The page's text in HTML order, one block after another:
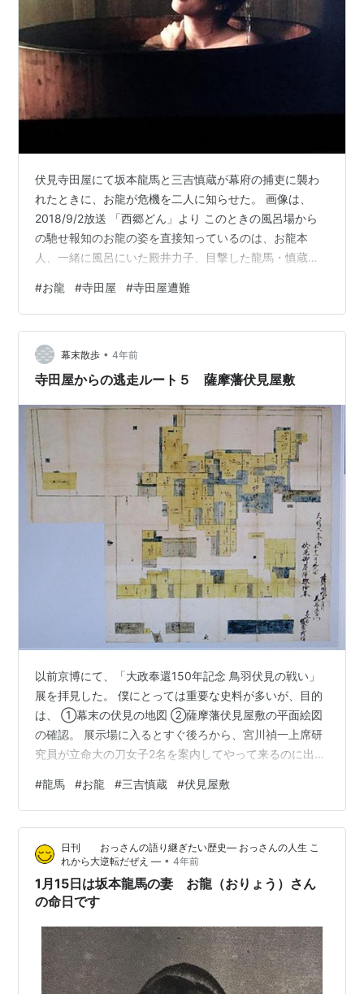
伏見寺田屋にて坂本龍馬と三吉慎蔵が幕府の捕吏に襲わ
れたときに、お龍が危機を二人に知らせた。 画像は、
2018/9/2放送 「西郷どん」より このときの風呂場から
の馳せ報知のお龍の姿を直接知っているのは、お龍本
人、一緒に風呂にいた殿井力子、目撃した龍馬・慎蔵の
後日譚』 明治32年11月5日付土陽新聞 川田雪山 「風呂の
外から私の肩先へ槍を突出ましたから、私は片手で槍を
捕え、態と二階へ聞こえる様な大声で、女が風呂へ入っ
て居るのに槍で突くなんか誰だ、誰だと云ふと、静かに
せい騒ぐと殺すぞと云ふから、お前さん等に殺される私
#お龍 #寺田屋 #寺田屋遭難
幕末散歩 • 4年前
寺田屋からの逃走ルート５ 薩摩藩伏見屋敷
以前京博にて、「大政奉還150年記念 鳥羽伏見の戦い」
展を拝見した。 僕にとっては重要な史料が多いが、目的
は、 ①幕末の伏見の地図 ②薩摩藩伏見屋敷の平面絵図
の確認。 展示場に入るとすぐ後ろから、宮川禎一上席研
究員が立命大の刀女子2名を案内してやって来るのに出会
数は30弱で少ないが、このうち京都城南宮の所蔵品が１
２を占める。ただ何故か、「薩摩藩伏見屋敷平面図」に
は城南宮所蔵と明記がない。 ①伏見の地図は、 「瓦版
慶応四歳正月大火」 と、「戦跡実施調査記録」にみるこ
とができる。 「瓦版 慶応四歳正月大火」は、残念ながら
紙面の大きさの限られた…
#龍馬 #お龍 #三吉慎蔵 #伏見屋敷
日刊 おっさんの語り継ぎたい歴史― おっさんの人生 こ
れから大逆転だぜえ ― • 4年前
1月15日は坂本龍馬の妻 お龍（おりょう）さん
の命日です